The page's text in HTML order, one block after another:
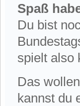
Spaß
Du bist
spielt also
Das
kannst du